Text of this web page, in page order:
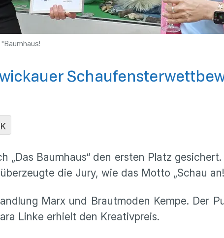
„Das Baumhaus“ den ersten Platz
die Jury, wie das Motto „Schau
Marx und Brautmoden Kempe. Der
Linke erhielt den Kreativpreis.